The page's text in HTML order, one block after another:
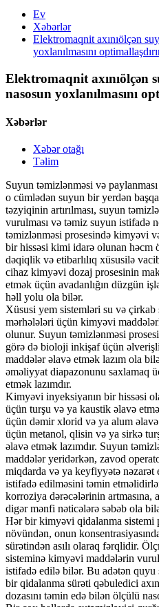
Ev
Xəbərlər
Elektromaqnit axınıölçən
yoxlanılmasını
Elektromaqnit axınıölçən
nasosun yoxlanılmasını
Xəbərlər
Xəbər otağı
Təlim
Suyun təmizlənməsi və
o cümlədən suyun bir yerdən
təzyiqinin artırılması, suyun
vurulması və təmiz suyun istifadə
təmizlənməsi prosesində kimyəvi
bir hissəsi kimi idarə olunan həcm
dəqiqlik və etibarlılıq xüsusilə
cihaz kimyəvi dozaj prosesinin
etmək üçün avadanlığın düzgün
həll yolu ola bilər.
Xüsusi yem sistemləri su və çirkab
mərhələləri üçün kimyəvi
olunur. Suyun təmizlənməsi
görə də bioloji inkişaf üçün
maddələr əlavə etmək lazım ola
əməliyyat diapazonunu saxlamaq
etmək lazımdır.
Kimyəvi inyeksiyanın bir hissəsi
üçün turşu və ya kaustik əlavə
üçün dəmir xlorid və ya alum
üçün metanol, qlisin və ya sirkə
əlavə etmək lazımdır. Suyun
maddələr yeridərkən, zavod
miqdarda və ya keyfiyyətə nəzarət
istifadə edilməsini təmin
korroziya dərəcələrinin artmasına,
digər mənfi nəticələrə səbəb ola
Hər bir kimyəvi qidalanma sistemi
növündən, onun
sürətindən asılı olaraq fərqlidir.
sisteminə kimyəvi maddələrin
istifadə edilə bilər. Bu adətən
bir qidalanma sürəti qəbuledici
dozasını təmin edə bilən ölçülü